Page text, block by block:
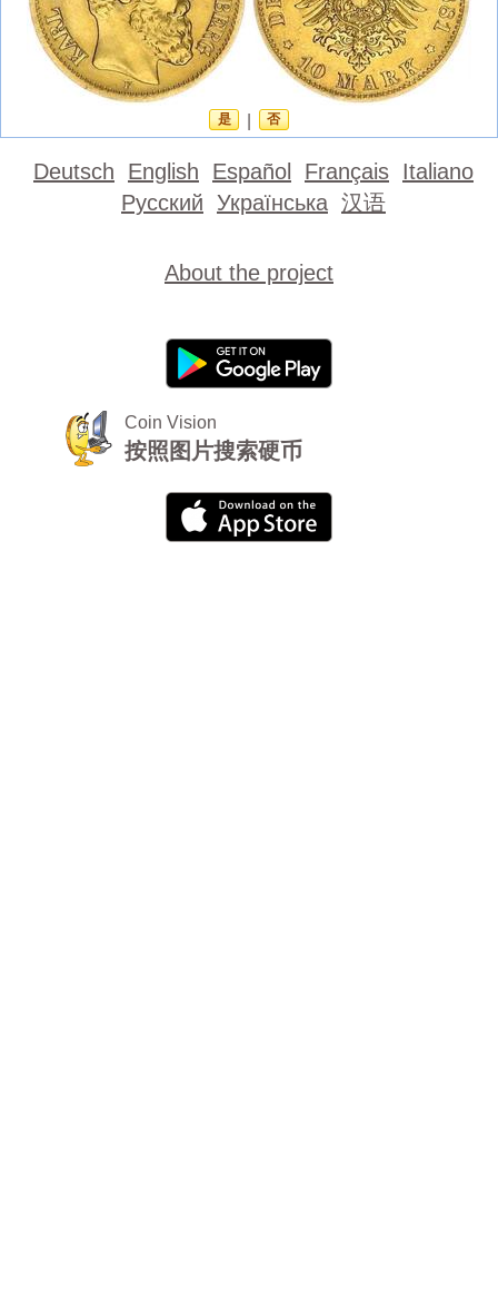
是 否
Deutsch English Español Français Italiano
Русский Українська 汉语
About the project
Coin Vision
按照图片搜索硬币